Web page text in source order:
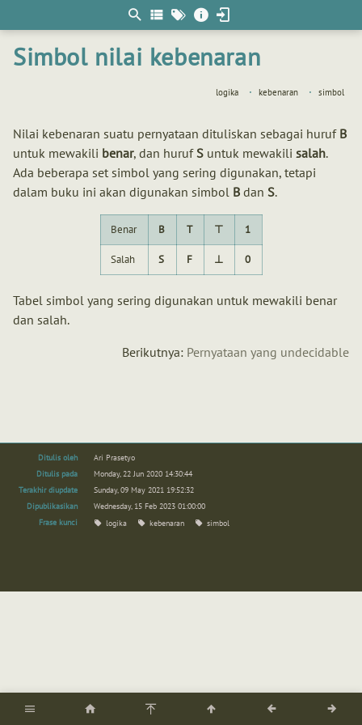
Simbol nilai kebenaran
logika kebenaran simbol
Nilai kebenaran suatu pernyataan dituliskan sebagai huruf B
untuk mewakili benar, dan hurufS untuk mewakili salah.
Ada beberapa set simbol yang sering digunakan, tetapi
dalam buku ini akan digunakan simbol B dan S.
Benar B T ⊤ 1
Salah S F ⊥ 0
Tabel simbol yang sering digunakan untuk mewakili benar
dan salah.
Berikutnya: Pernyataan yang undecidable
Ditulis oleh
Ari Prasetyo
Ditulis pada
Monday, 22 Jun 2020 14:30:44
Terakhir diupdate
Sunday, 09 May 2021 19:52:32
Dipublikasikan
Wednesday, 15 Feb 2023 01:00:00
Frase kunci
logika kebenaran simbol
matematis